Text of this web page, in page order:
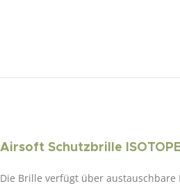
Airsoft Schutzbrille
Die Brille verfügt über